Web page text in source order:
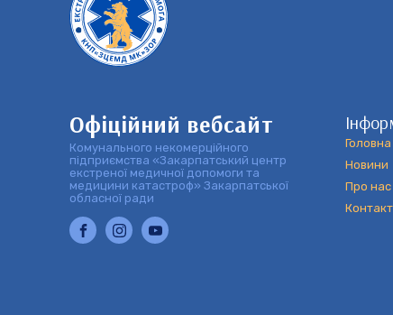
Офіційний вебсайт
Комунального некомерційного
підприємства «Закарпатський центр
екстреної медичної допомоги та
медицини катастроф» Закарпатської
обласної ради
Головна
Новини
Про нас